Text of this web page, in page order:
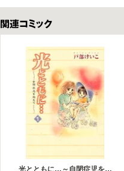
関連コミックス